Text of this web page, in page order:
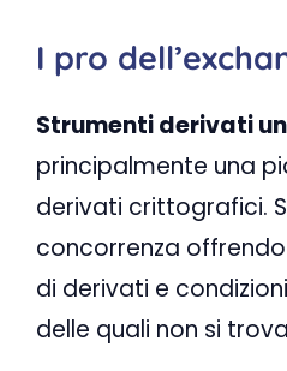
I pro
Strumenti derivati
principalmente una
derivati ​​crittografici.
concorrenza
di derivati ​​e
delle quali non si